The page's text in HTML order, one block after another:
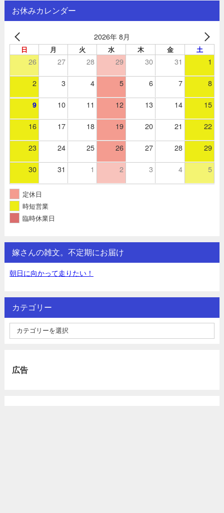
お休みカレンダー
2026年 8月
日 月 火 水 木 金 土
26 27 28 29 30 31 1
2 3 4 5 6 7 8
9 10 11 12 13 14 15
16 17 18 19 20 21 22
23 24 25 26 27 28 29
30 31 1 2 3 4 5
定休日
時短営業
臨時休業日
嫁さんの雑文。不定期にお届け
朝日に向かって走りたい！
カテゴリー
広告